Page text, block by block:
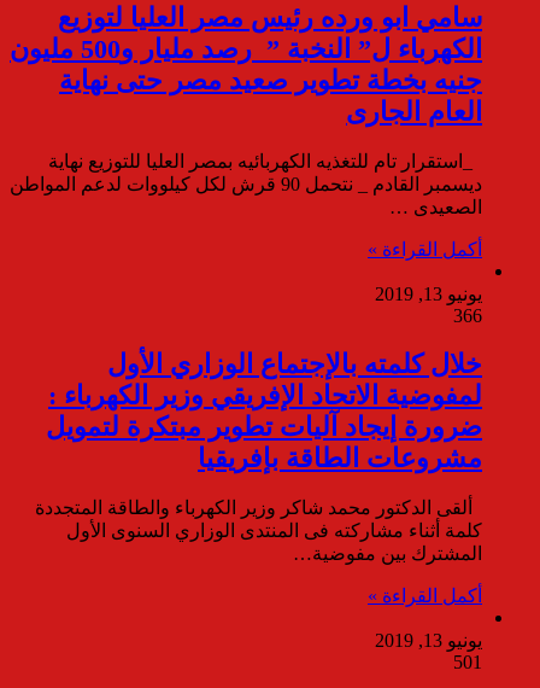
سامي ابو ورده رئيس مصر العليا لتوزيع
الكهرباء ل” النخبة ” رصد مليار و500 مليون
جنيه بخطة تطوير صعيد مصر حتى نهاية
العام الجارى
_استقرار تام للتغذيه الكهربائيه بمصر العليا للتوزيع نهاية
ديسمبر القادم _ نتحمل 90 قرش لكل كيلووات لدعم المواطن
الصعيدى …
أكمل القراءة »
يونيو 13, 2019
366
خلال كلمته بالإجتماع الوزاري الأول
لمفوضية الاتحاد الإفريقي وزير الكهرباء :
ضرورة إيجاد آليات تطوير مبتكرة لتمويل
مشروعات الطاقة بإفريقيا
ألقى الدكتور محمد شاكر وزير الكهرباء والطاقة المتجددة
كلمة أثناء مشاركته فى المنتدى الوزاري السنوى الأول
المشترك بين مفوضية…
أكمل القراءة »
يونيو 13, 2019
501